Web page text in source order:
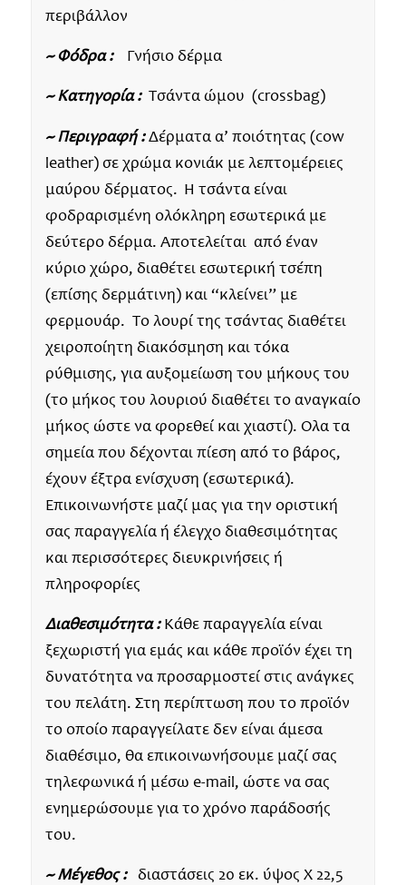
περιβάλλον
~ Φόδρα : Γνήσιο δέρμα
~ Κατηγορία : Τσάντα ώμου (crossbag)
~ Περιγραφή :Δέρματα α’ ποιότητας (cow
leather) σε χρώμα κονιάκ με λεπτομέρειες
μαύρου δέρματος. Η τσάντα είναι
φοδραρισμένη ολόκληρη εσωτερικά με
δεύτερο δέρμα. Aποτελείται από έναν
κύριο χώρο, διαθέτει εσωτερική τσέπη
(επίσης δερμάτινη) και “κλείνει” με
φερμουάρ. Το λουρί της τσάντας διαθέτει
χειροποίητη διακόσμηση και τόκα
ρύθμισης, για αυξομείωση του μήκους του
(το μήκος του λουριού διαθέτει το αναγκαίο
μήκος ώστε να φορεθεί και χιαστί). Όλα τα
σημεία που δέχονται πίεση από το βάρος,
έχουν έξτρα ενίσχυση (εσωτερικά).
Επικοινωνήστε μαζί μας για την οριστική
σας παραγγελία ή έλεγχο διαθεσιμότητας
και περισσότερες διευκρινήσεις ή
πληροφορίες
Διαθεσιμότητα : Κάθε παραγγελία είναι
ξεχωριστή για εμάς και κάθε προϊόν έχει τη
δυνατότητα να προσαρμοστεί στις ανάγκες
του πελάτη. Στη περίπτωση που το προϊόν
το οποίο παραγγείλατε δεν είναι άμεσα
διαθέσιμο, θα επικοινωνήσουμε μαζί σας
τηλεφωνικά ή μέσω e-mail, ώστε να σας
ενημερώσουμε για το χρόνο παράδοσής
του.
~ Μέγεθος :διαστάσεις 20 εκ. ύψος Χ 22,5